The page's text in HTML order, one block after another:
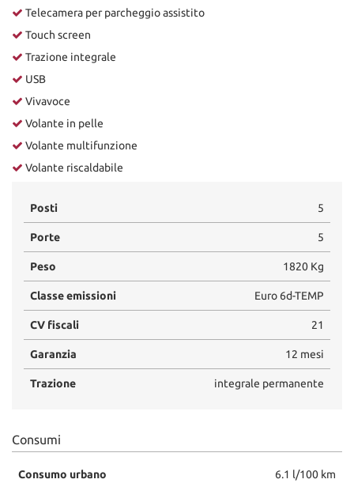
Telecamera per parcheggio assistito
Touch screen
Trazione integrale
USB
Vivavoce
Volante in pelle
Volante multifunzione
Volante riscaldabile
Posti 5
Porte 5
Peso 1820 Kg
Classe emissioni Euro 6d-TEMP
CV fiscali 21
Garanzia 12 mesi
Trazione integrale permanente
Consumi
Consumo urbano 6.1 l/100 km